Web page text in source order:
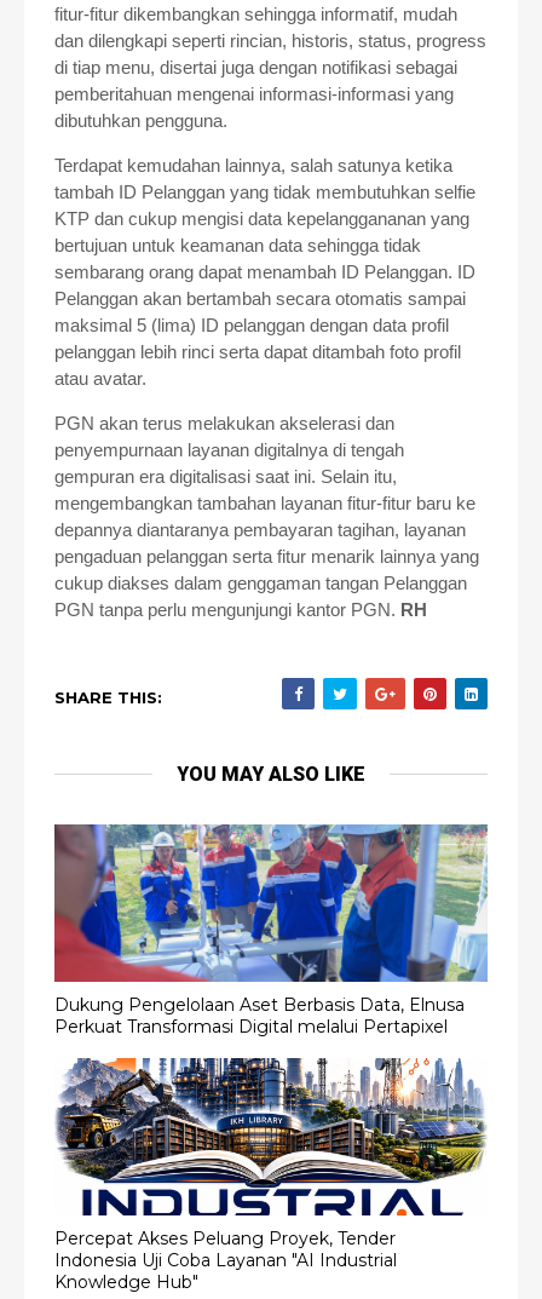
fitur-fitur dikembangkan sehingga informatif, mudah
dan dilengkapi seperti rincian, historis, status, progress
di tiap menu, disertai juga dengan notifikasi sebagai
pemberitahuan mengenai informasi-informasi yang
dibutuhkan pengguna.
Terdapat kemudahan lainnya, salah satunya ketika
tambah ID Pelanggan yang tidak membutuhkan selfie
KTP dan cukup mengisi data kepelanggananan yang
bertujuan untuk keamanan data sehingga tidak
sembarang orang dapat menambah ID Pelanggan. ID
Pelanggan akan bertambah secara otomatis sampai
maksimal 5 (lima) ID pelanggan dengan data profil
pelanggan lebih rinci serta dapat ditambah foto profil
atau avatar.
PGN akan terus melakukan akselerasi dan
penyempurnaan layanan digitalnya di tengah
gempuran era digitalisasi saat ini. Selain itu,
mengembangkan tambahan layanan fitur-fitur baru ke
depannya diantaranya pembayaran tagihan, layanan
pengaduan pelanggan serta fitur menarik lainnya yang
cukup diakses dalam genggaman tangan Pelanggan
PGN tanpa perlu mengunjungi kantor PGN. RH
SHARE THIS:
YOU MAY ALSO LIKE
Dukung Pengelolaan Aset Berbasis Data, Elnusa
Perkuat Transformasi Digital melalui Pertapixel
Percepat Akses Peluang Proyek, Tender
Indonesia Uji Coba Layanan "AI Industrial
Knowledge Hub"